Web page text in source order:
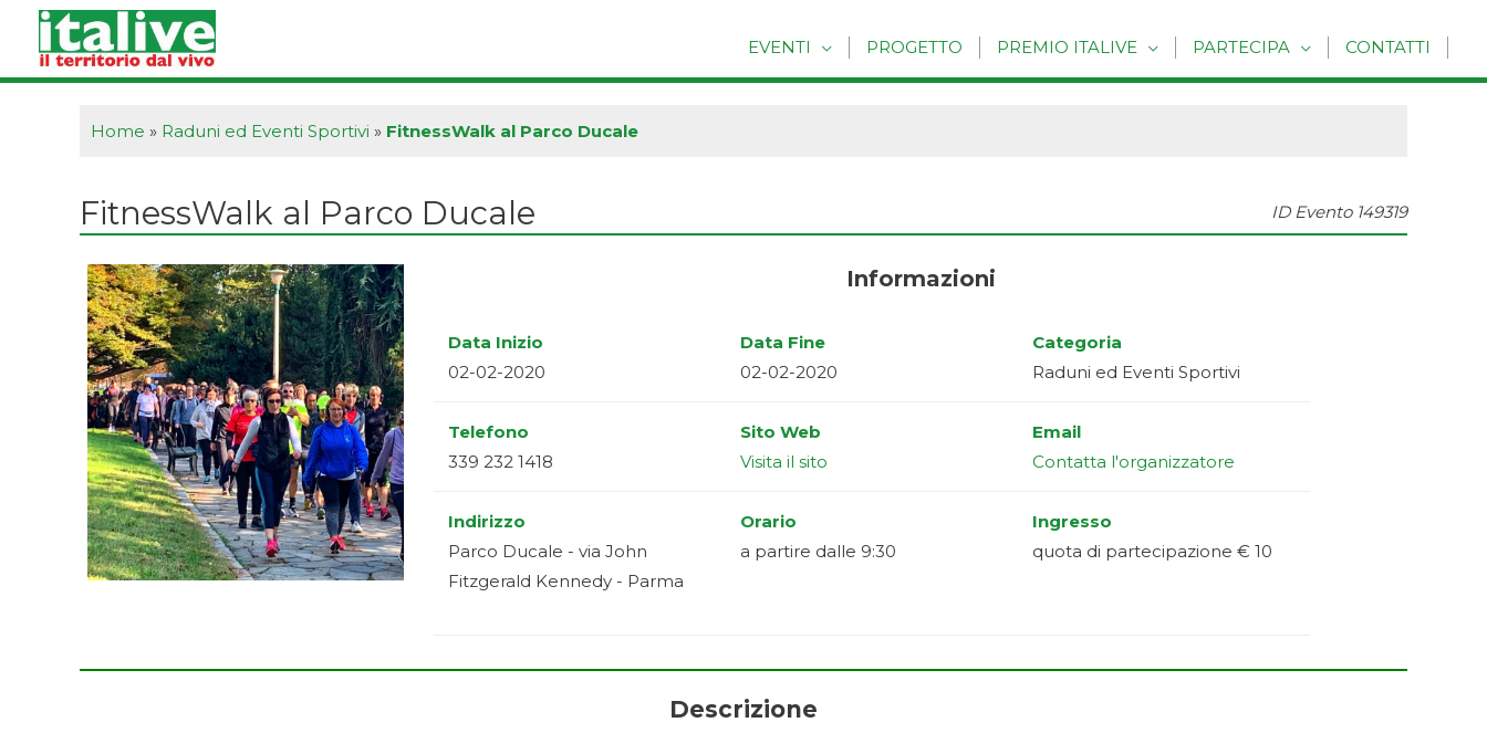
contenuto
EVENTI PROGETTO PREMIO ITALIVE PARTECIPA CONTATTI
Home » Raduni ed Eventi Sportivi » FitnessWalk al Parco Ducale
FitnessWalk al Parco Ducale ID Evento 149319
Informazioni
Data Inizio
02-02-2020
Data Fine
02-02-2020
Categoria
Raduni ed Eventi Sportivi
Telefono
339 232 1418
Sito Web
Visita il sito
Email
Contatta l'organizzatore
Indirizzo
Parco Ducale - via John
Fitzgerald Kennedy - Parma
Orario
a partire dalle 9:30
Ingresso
quota di partecipazione € 10
Descrizione